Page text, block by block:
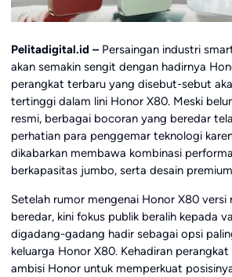
Pelitadigital.id – Persaingan industri
akan semakin sengit dengan hadirnya
perangkat terbaru yang disebut-sebut
tertinggi dalam lini Honor X80. Meski
resmi, berbagai bocoran yang beredar
perhatian para penggemar teknologi
dikabarkan membawa kombinasi
berkapasitas jumbo, serta desain
Setelah rumor mengenai Honor X80 versi
beredar, kini fokus publik beralih kepada
digadang-gadang hadir sebagai opsi
keluarga Honor X80. Kehadiran perangkat
ambisi Honor untuk memperkuat